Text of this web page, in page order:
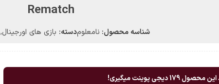
Rematch
شناسه محصول: نامعلومدسته: بازی های اورجینال,
این محصول179دیجی پوینت میگیری!